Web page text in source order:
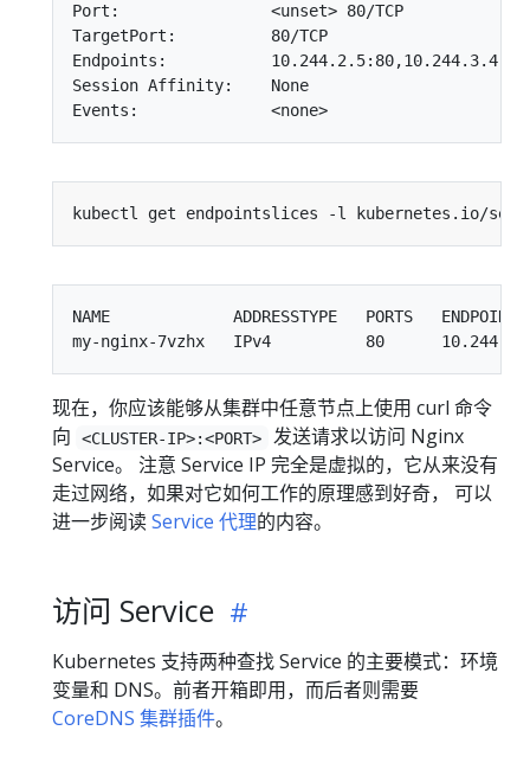
Port:                <unset> 80/TCP
TargetPort:          80/TCP
Endpoints:           10.244.2.5:80,10.244.3.4:80
Session Affinity:    None
kubectl get endpointslices -l kubernetes.io/
NAME             ADDRESSTYPE   PORTS
现在，你应该能够从集群中任意节点上使用 curl 命令
向
<CLUSTER-IP>:<PORT>
发送请求以访问 Nginx
Service。 注意 Service IP 完全是虚拟的，它从来没有
走过网络，如果对它如何工作的原理感到好奇， 可以
进一步阅读Service 代理的内容。
访问 Service
Kubernetes 支持两种查找 Service 的主要模式：环境
变量和 DNS。前者开箱即用，而后者则需要
CoreDNS 集群插件。